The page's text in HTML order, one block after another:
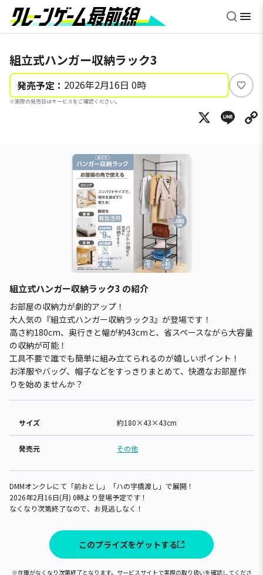
組立式ハンガー収納ラック3
発売予定： 2026年2月16日 0時
※実際の発売日はサービスをご確認ください。
い
ね
X
組立式ハンガー収納ラック3 の紹介
お部屋の収納力が劇的アップ！
大人気の『組立式ハンガー収納ラック3』が登場です！
高さ約180cm、奥行きと幅が約43cmと、省スペースながら大容量
の収納が可能！
工具不要で誰でも簡単に組み立てられるのが嬉しいポイント！
お洋服やバッグ、帽子などをすっきりまとめて、快適なお部屋作
りを始めませんか？
サイズ 約180×43×43cm
発売元 その他
DMMオンクレにて「前おとし」「ハの字橋渡し」で展開！
2026年2月16日(月) 0時より登場予定です！
なくなり次第終了なので、お見逃しなく！
このプライズをゲットする
※在庫がなくなり次第終了となります。サービスサイトで実際の取り扱いを確認してくださ